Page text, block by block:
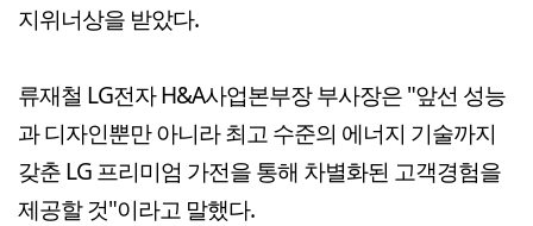
지위너상을 받았다.
류재철 LG전자 H&A사업본부장 부사장은 "앞선 성능
과 디자인뿐만 아니라 최고 수준의 에너지 기술까지
갖춘 LG 프리미엄 가전을 통해 차별화된 고객경험을
제공할 것"이라고 말했다.